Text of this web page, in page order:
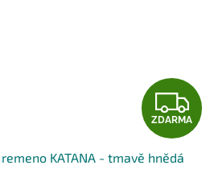
Z
D
ZDARMA
KATANA - tmavě hnědá